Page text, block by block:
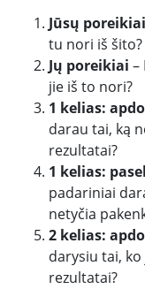
Jūsų poreikiai
tu nori iš šito?
Jų poreikiai –
jie iš to nori?
1 kelias:
darau tai, ką
rezultatai?
1 kelias:
padariniai
netyčia
2 kelias:
darysiu tai,
rezultatai?